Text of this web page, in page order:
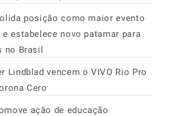
posição como maior evento
estabelece novo patamar para
no Brasil
Lindblad vencem o VIVO Rio Pro
Cero
ação de educação